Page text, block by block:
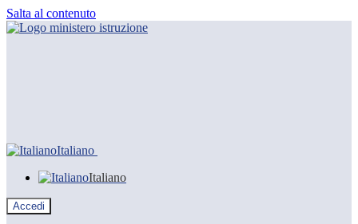
Salta al contenuto
Italiano
Italiano
Accedi